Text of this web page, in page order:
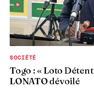
SOCIÉTÉ
Togo : « Loto
LONATO dévoilé